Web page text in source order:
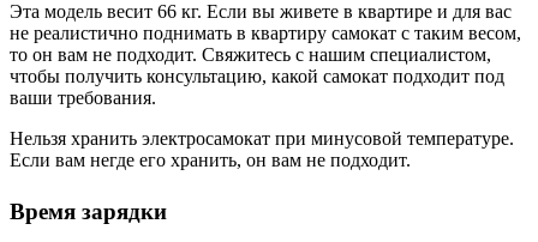
Эта модель весит 66 кг. Если вы живете в квартире и для вас
не реалистично поднимать в квартиру самокат с таким весом,
то он вам не подходит. Свяжитесь с нашим специалистом,
чтобы получить консультацию, какой самокат подходит под
ваши требования.
Нельзя хранить электросамокат при минусовой температуре.
Если вам негде его хранить, он вам не подходит.
Время зарядки